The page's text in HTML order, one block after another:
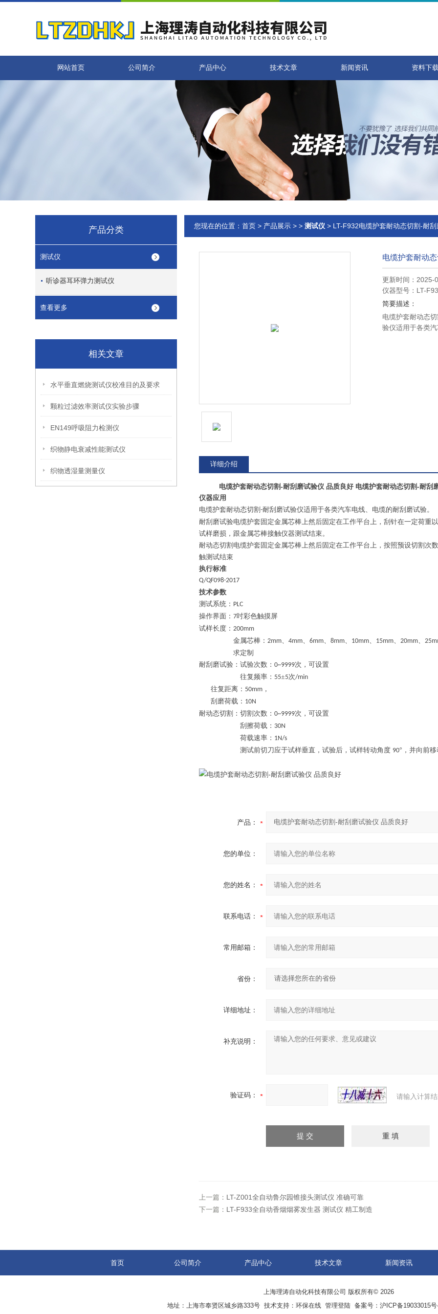
网站首页 公司简介 产品中心 技术文章 新闻资讯 资料下
产品分类
测试仪
听诊器耳环弹力测试仪
查看更多
相关文章
水平垂直燃烧测试仪校准目的及要求
颗粒过滤效率测试仪实验步骤
EN149呼吸阻力检测仪
织物静电衰减性能测试仪
织物透湿量测量仪
您现在的位置： 首页 > 产品展示 > > 测试仪 > LT-F932电缆护套耐动态切割-耐
电缆护套耐动
更新时间：2025-
仪器型号：LT-
简要描述：
电缆护套耐动态
验仪适用于各类汽
详细介绍
电缆护套耐动态切割-耐刮磨试验仪 品质良好 电缆护套耐动态切割-耐刮
仪器应用
电缆护套耐动态切割 -耐刮磨试验仪适用于各类汽车电线、电缆的耐刮磨试验。
耐刮磨试验电缆护套固定金属芯棒上然后固定在工作平台上，刮针在一定荷重
试样磨损，跟金属芯棒接触仪器测试结束。
耐动态切割电缆护套固定金属芯棒上然后固定在工作平台上，按照预设切割次
触测试结束
执行标准
Q/QF098-2017
技术参数
测试系统： PLC
操作界面： 7吋彩色触摸屏
试样长度： 200mm
金属芯棒： 2mm、 4mm、 6mm、 8mm、 10mm、 15mm、 20mm、
求定制
耐刮磨试验：试验次数： 0~9999次，可设置
往复频率： 55±5次/min
往复距离： 50mm ，
刮磨荷载： 10N
耐动态切割：切割次数： 0~9999次，可设置
刮擦荷载： 30N
荷载速率： 1N/s
测试前切刀应于试样垂直，试验后，试样转动角度 90°，并向前移
产品：
您的单位：
您的姓名：
联系电话：
常用邮箱：
省份：
详细地址：
补充说明：
验证码： 请输入计算
上一篇： LT-Z001全自动鲁尔园锥接头测试仪 准确可靠
下一篇： LT-F933全自动香烟烟雾发生器 测试仪 精工制造
首页 公司简介 产品中心 技术文章 新闻资讯
上海理涛自动化科技有限公司 版权所有© 2026
地址：上海市奉贤区城乡路333号 技术支持： 环保在线 管理登陆 备案号：沪ICP备19033015号